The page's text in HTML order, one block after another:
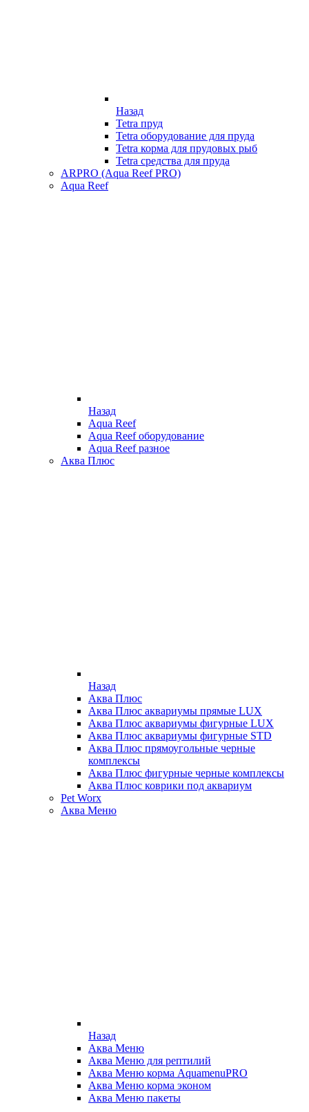
Назад
Tetra пруд
Tetra оборудование для пруда
Tetra корма для прудовых рыб
Tetra средства для пруда
ARPRO (Aqua Reef PRO)
Aqua Reef
Назад
Aqua Reef
Aqua Reef оборудование
Aqua Reef разное
Аква Плюс
Назад
Аква Плюс
Аква Плюс аквариумы прямые LUX
Аква Плюс аквариумы фигурные LUX
Аква Плюс аквариумы фигурные STD
Аква Плюс прямоугольные черные
комплексы
Аква Плюс фигурные черные комплексы
Аква Плюс коврики под аквариум
Pet Worx
Аква Меню
Назад
Аква Меню
Аква Меню для рептилий
Аква Меню корма AquamenuPRO
Аква Меню корма эконом
Аква Меню пакеты